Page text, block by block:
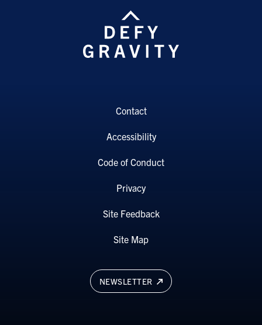
NEWSLETTER
Contact
Accessibility
Code of Conduct
Privacy
Site Feedback
Site Map